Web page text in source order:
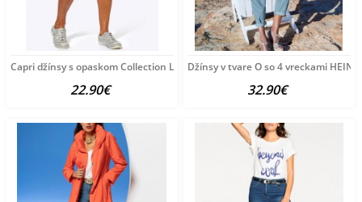
Capri džínsy s opaskom Collection L, pieskové
22.90€
Džínsy v tvare O so 4 vreckami
32.90€